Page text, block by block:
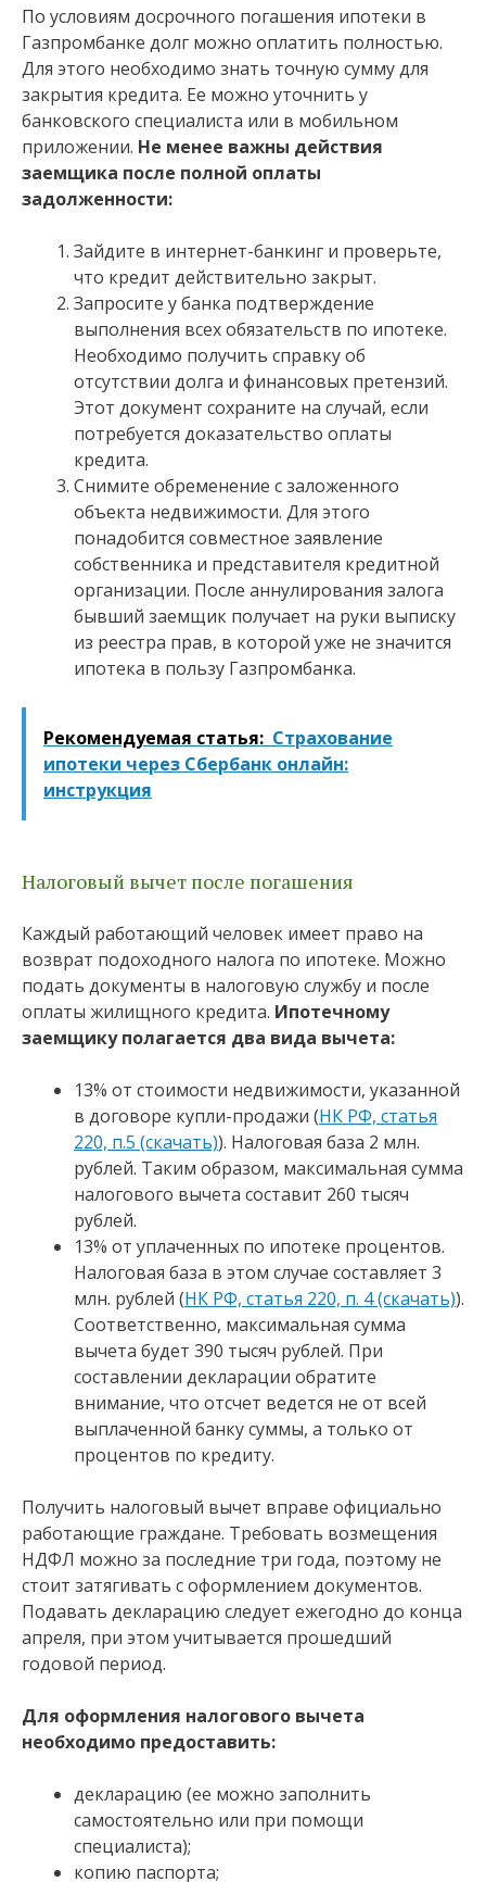
По условиям досрочного погашения ипотеки в
Газпромбанке долг можно оплатить полностью.
Для этого необходимо знать точную сумму для
закрытия кредита. Ее можно уточнить у
банковского специалиста или в мобильном
приложении. Не менее важны действия
заемщика после полной оплаты
задолженности:
Зайдите в интернет-банкинг и проверьте,
что кредит действительно закрыт.
Запросите у банка подтверждение
выполнения всех обязательств по ипотеке.
Необходимо получить справку об
отсутствии долга и финансовых претензий.
Этот документ сохраните на случай, если
потребуется доказательство оплаты
кредита.
Снимите обременение с заложенного
объекта недвижимости. Для этого
понадобится совместное заявление
собственника и представителя кредитной
организации. После аннулирования залога
бывший заемщик получает на руки выписку
из реестра прав, в которой уже не значится
ипотека в пользу Газпромбанка.
Рекомендуемая статья: Страхование
ипотеки через Сбербанк онлайн:
инструкция
Налоговый вычет после погашения
Каждый работающий человек имеет право на
возврат подоходного налога по ипотеке. Можно
подать документы в налоговую службу и после
оплаты жилищного кредита. Ипотечному
заемщику полагается два вида вычета:
13% от стоимости недвижимости, указанной
в договоре купли-продажи (НК РФ, статья
220, п.5 (скачать)). Налоговая база 2 млн.
рублей. Таким образом, максимальная сумма
налогового вычета составит 260 тысяч
рублей.
13% от уплаченных по ипотеке процентов.
Налоговая база в этом случае составляет 3
млн. рублей (НК РФ, статья 220, п. 4 (скачать)).
Соответственно, максимальная сумма
вычета будет 390 тысяч рублей. При
составлении декларации обратите
внимание, что отсчет ведется не от всей
выплаченной банку суммы, а только от
процентов по кредиту.
Получить налоговый вычет вправе официально
работающие граждане. Требовать возмещения
НДФЛ можно за последние три года, поэтому не
стоит затягивать с оформлением документов.
Подавать декларацию следует ежегодно до конца
апреля, при этом учитывается прошедший
годовой период.
Для оформления налогового вычета
необходимо предоставить:
декларацию (ее можно заполнить
самостоятельно или при помощи
специалиста);
копию паспорта;